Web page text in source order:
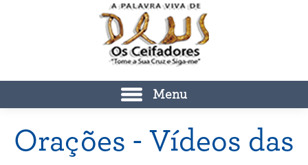
Menu
Orações - Vídeos das